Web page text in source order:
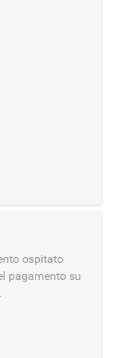
ospitato
pagamento su